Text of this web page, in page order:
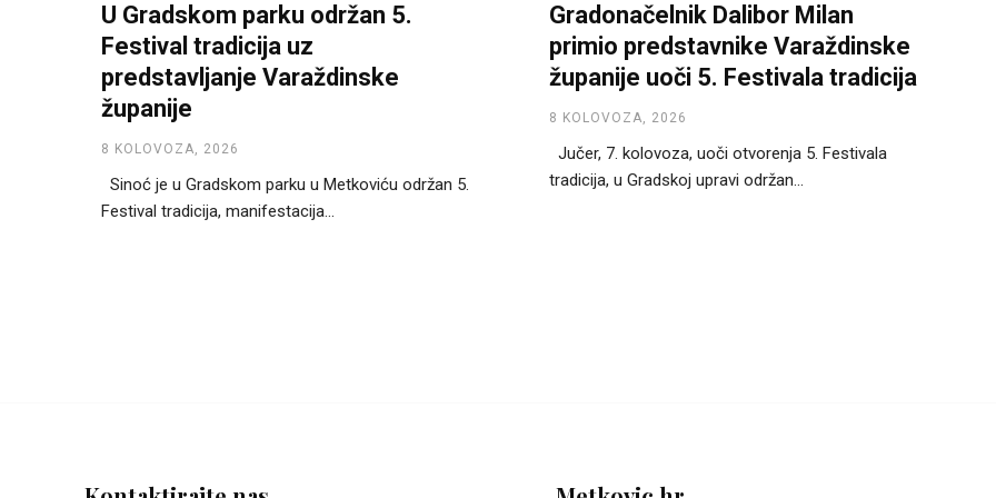
U Gradskom parku održan 5.
Festival tradicija uz
predstavljanje Varaždinske
županije
8 KOLOVOZA, 2026
Sinoć je u Gradskom parku u Metkoviću održan 5.
Festival tradicija, manifestacija...
Gradonačelnik Dalibor Milan
primio predstavnike Varaždinske
županije uoči 5. Festivala tradicija
8 KOLOVOZA, 2026
Jučer, 7. kolovoza, uoči otvorenja 5. Festivala
tradicija, u Gradskoj upravi održan...